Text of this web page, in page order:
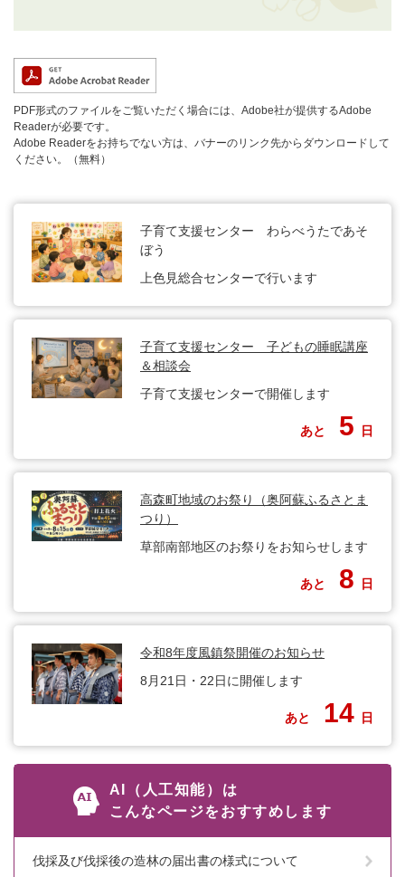
PDF形式のファイルをご覧いただく場合には、Adobe社が提供するAdobe
Readerが必要です。
Adobe Readerをお持ちでない方は、バナーのリンク先からダウンロードして
ください。（無料）
子育て支援センター わらべうたであそ
ぼう
上色見総合センターで行います
子育て支援センター 子どもの睡眠講座
＆相談会
子育て支援センターで開催します
あと 5 日
高森町地域のお祭り（奥阿蘇ふるさとま
つり）
草部南部地区のお祭りをお知らせします
あと 8 日
令和8年度風鎮祭開催のお知らせ
8月21日・22日に開催します
あと 14 日
AI（人工知能）は
こんなページをおすすめします
伐採及び伐採後の造林の届出書の様式について